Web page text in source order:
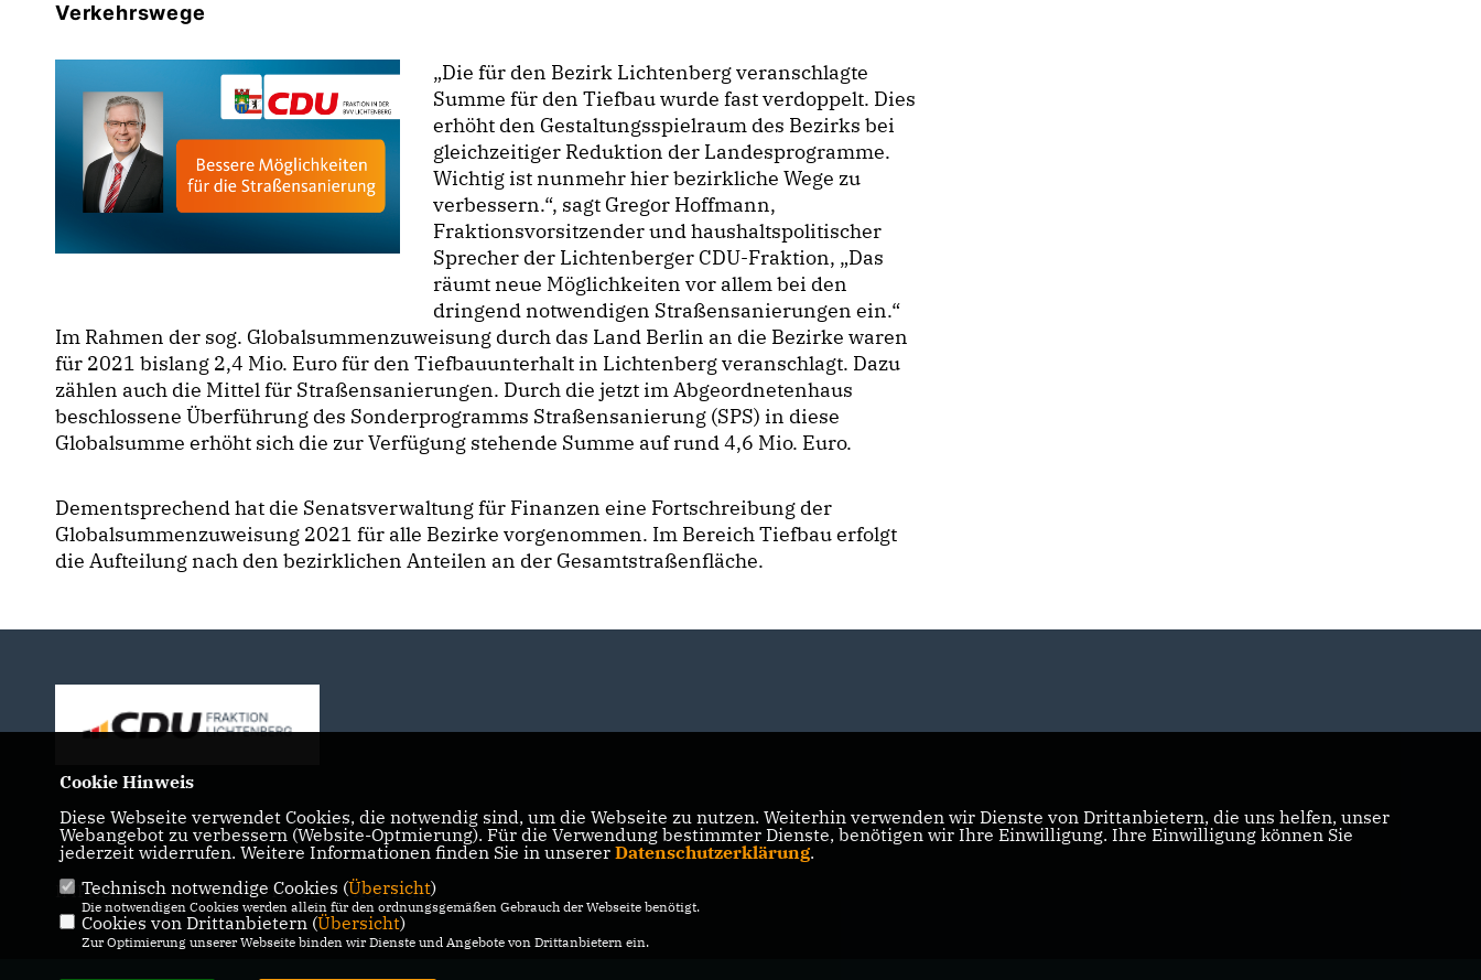
Verkehrswege
Die für den Bezirk Lichtenberg veranschlagte
Summe für den Tiefbau wurde fast verdoppelt. Dies
erhöht den Gestaltungsspielraum des Bezirks bei
gleichzeitiger Reduktion der Landesprogramme.
Wichtig ist nunmehr hier bezirkliche Wege zu
verbessern.“, sagt Gregor Hoffmann,
Fraktionsvorsitzender und haushaltspolitischer
Sprecher der Lichtenberger CDU-Fraktion, „Das
räumt neue Möglichkeiten vor allem bei den
dringend notwendigen Straßensanierungen ein.“
Im Rahmen der sog. Globalsummenzuweisung durch das Land Berlin an die Bezirke waren
für 2021 bislang 2,4 Mio. Euro für den Tiefbauunterhalt in Lichtenberg veranschlagt. Dazu
zählen auch die Mittel für Straßensanierungen. Durch die jetzt im Abgeordnetenhaus
beschlossene Überführung des Sonderprogramms Straßensanierung (SPS) in diese
Globalsumme erhöht sich die zur Verfügung stehende Summe auf rund 4,6 Mio. Euro.
Dementsprechend hat die Senatsverwaltung für Finanzen eine Fortschreibung der
Globalsummenzuweisung 2021 für alle Bezirke vorgenommen. Im Bereich Tiefbau erfolgt
die Aufteilung nach den bezirklichen Anteilen an der Gesamtstraßenfläche.
IMPRESSUM DATENSCHUTZ KONTAKT
Cookie Hinweis
Diese Webseite verwendet Cookies, die notwendig sind, um die Webseite zu nutzen. Weiterhin verwenden wir Dienste von Drittanbietern, die uns helfen, unser
Webangebot zu verbessern (Website-Optmierung). Für die Verwendung bestimmter Dienste, benötigen wir Ihre Einwilligung. Ihre Einwilligung können Sie
jederzeit widerrufen. Weitere Informationen finden Sie in unserer Datenschutzerklärung.
Technisch notwendige Cookies (Übersicht)
Die notwendigen Cookies werden allein für den ordnungsgemäßen Gebrauch der Webseite benötigt.
Cookies von Drittanbietern (Übersicht)
Zur Optimierung unserer Webseite binden wir Dienste und Angebote von Drittanbietern ein.